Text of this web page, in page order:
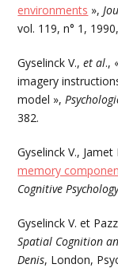
environments »,
vol. 119, n° 1,
Gyselinck V.,et al.,
imagery
model »,
382.
Gyselinck V.,
memory
Cognitive
Gyselinck V. et
Spatial Cognition
Denis, London,